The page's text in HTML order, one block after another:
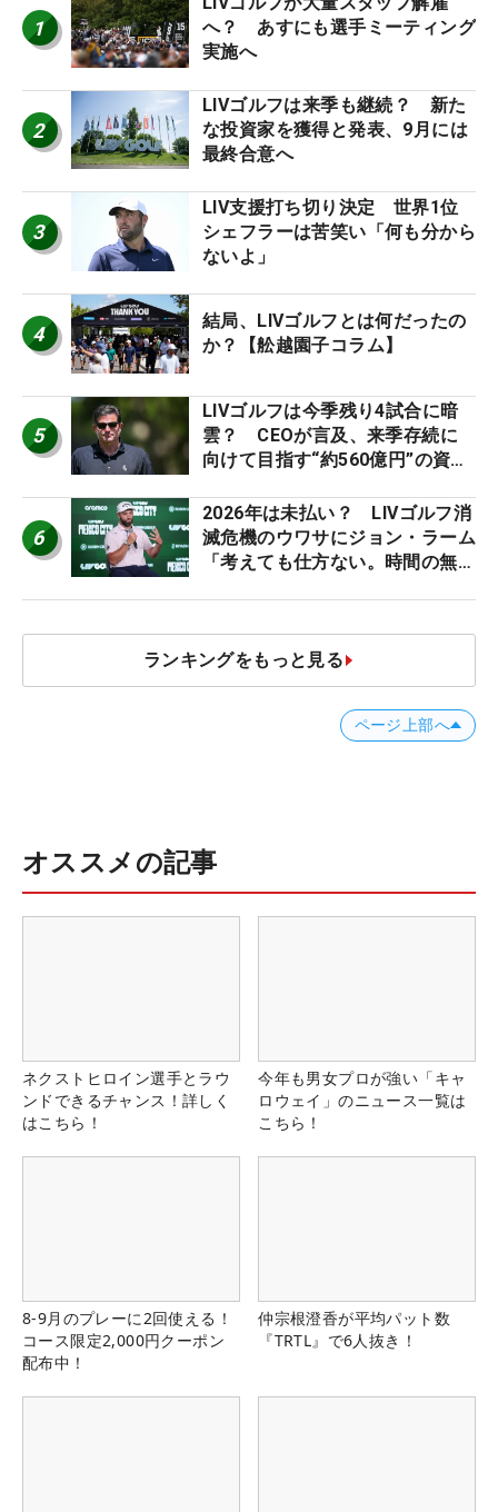
1
へ？ あすにも選手ミーティング
実施へ
2
LIVゴルフは来季も継続？ 新た
な投資家を獲得と発表、9月には
最終合意へ
3
LIV支援打ち切り決定 世界1位
シェフラーは苦笑い「何も分から
ないよ」
4
結局、LIVゴルフとは何だったの
か？【舩越園子コラム】
5
LIVゴルフは今季残り4試合に暗
雲？ CEOが言及、来季存続に
向けて目指す“約560億円”の資金
6
2026年は未払い？ LIVゴルフ消
滅危機のウワサにジョン・ラーム
「考えても仕方ない。時間の無
ランキングをもっと見る
ページ上部へ
オススメの記事
ネクストヒロイン選手とラウ
ンドできるチャンス！詳しく
はこちら！
今年も男女プロが強い「キャ
ロウェイ」のニュース一覧は
こちら！
8-9月のプレーに2回使える！
コース限定2,000円クーポン
配布中！
仲宗根澄香が平均パット数
『TRTL』で6人抜き！